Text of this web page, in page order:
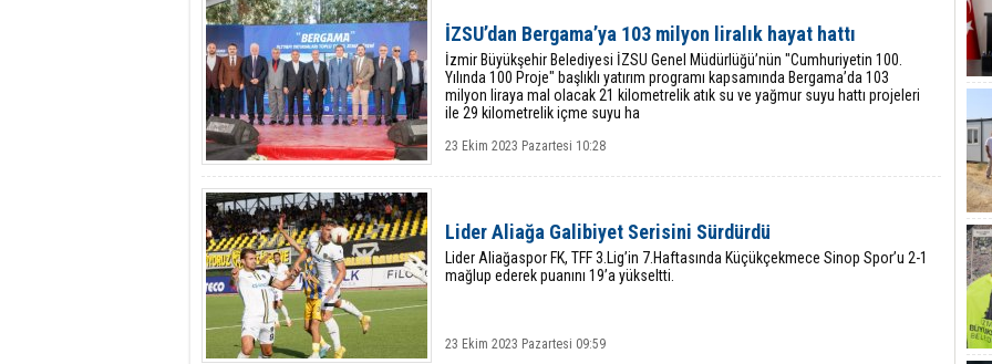
İZSU’dan Bergama’ya 103 milyon liralık hayat hattı
İzmir Büyükşehir Belediyesi İZSU Genel Müdürlüğü’nün "Cumhuriyetin 100.
Yılında 100 Proje" başlıklı yatırım programı kapsamında Bergama’da 103
milyon liraya mal olacak 21 kilometrelik atık su ve yağmur suyu hattı projeleri
ile 29 kilometrelik içme suyu ha
23 Ekim 2023 Pazartesi 10:28
Lider Aliağa Galibiyet Serisini Sürdürdü
Lider Aliağaspor FK, TFF 3.Lig’in 7.Haftasında Küçükçekmece Sinop Spor’u 2-1
mağlup ederek puanını 19’a yükseltti.
23 Ekim 2023 Pazartesi 09:59